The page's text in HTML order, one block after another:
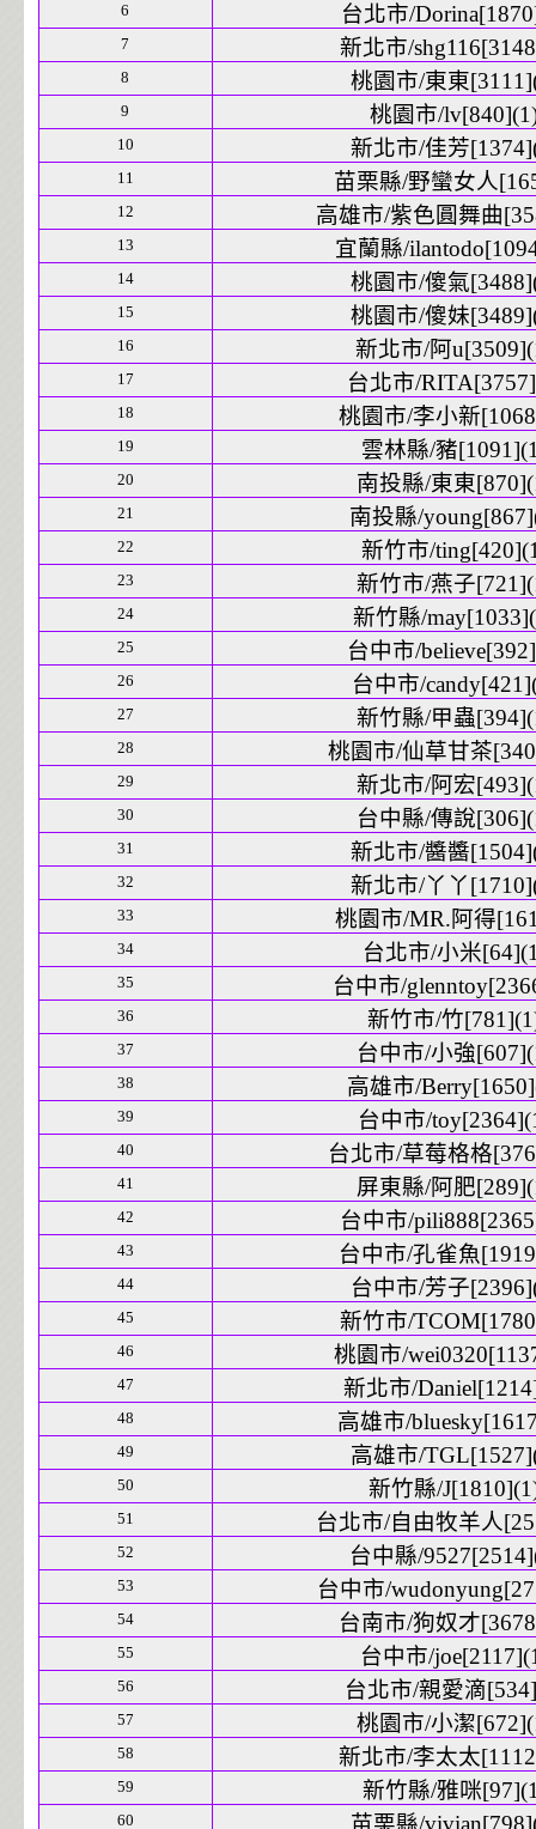
6 台北市/
7 新北市/
8 桃園市/東東
9 桃園市/
10 新北市/佳芳
11 苗栗縣/野蠻女人
12 高雄市/紫色圓舞曲
13 宜蘭縣/
14 桃園市/傻氣
15 桃園市/傻妹
16 新北市/阿
17 台北市/
18 桃園市/李小新
19 雲林縣/豬
20 南投縣/東東
21 南投縣/
22 新竹市/
23 新竹市/燕子
24 新竹縣/
25 台中市/
26 台中市/
27 新竹縣/甲蟲
28 桃園市/仙草甘茶
29 新北市/阿宏
30 台中縣/傳說
31 新北市/醬醬
32 新北市/丫丫
33 桃園市/MR.阿得
34 台北市/小米
35 台中市/
36 新竹市/竹
37 台中市/小強
38 高雄市/
39 台中市/
40 台北市/草莓格格
41 屏東縣/阿肥
42 台中市/
43 台中市/孔雀魚
44 台中市/芳子
45 新竹市/
46 桃園市/
47 新北市/
48 高雄市/
49 高雄市/
50 新竹縣/
51 台北市/自由牧羊人
52 台中縣/
53 台中市/
54 台南市/狗奴才
55 台中市/
56 台北市/親愛滴
57 桃園市/小潔
58 新北市/李太太
59 新竹縣/雅咪
60 苗栗縣/